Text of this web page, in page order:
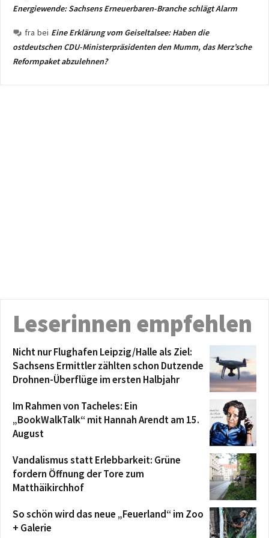
Energiewende: Sachsens Erneuerbaren-Branche schlägt Alarm
fra bei Eine Erklärung vom Geiseltalsee: Haben die
ostdeutschen CDU-Ministerpräsidenten den Mumm, das Merz’sche
Reformpaket abzulehnen?
Leserinnen empfehlen
Nicht nur Flughafen Leipzig/Halle als Ziel:
Sachsens Ermittler zählten schon Dutzende
Drohnen-Überflüge im ersten Halbjahr
Im Rahmen von Tacheles: Ein
„BookWalkTalk“ mit Hannah Arendt am 15.
August
Vandalismus statt Erlebbarkeit: Grüne
fordern Öffnung der Tore zum
Matthäikirchhof
So schön wird das neue „Feuerland“ im Zoo
+ Galerie